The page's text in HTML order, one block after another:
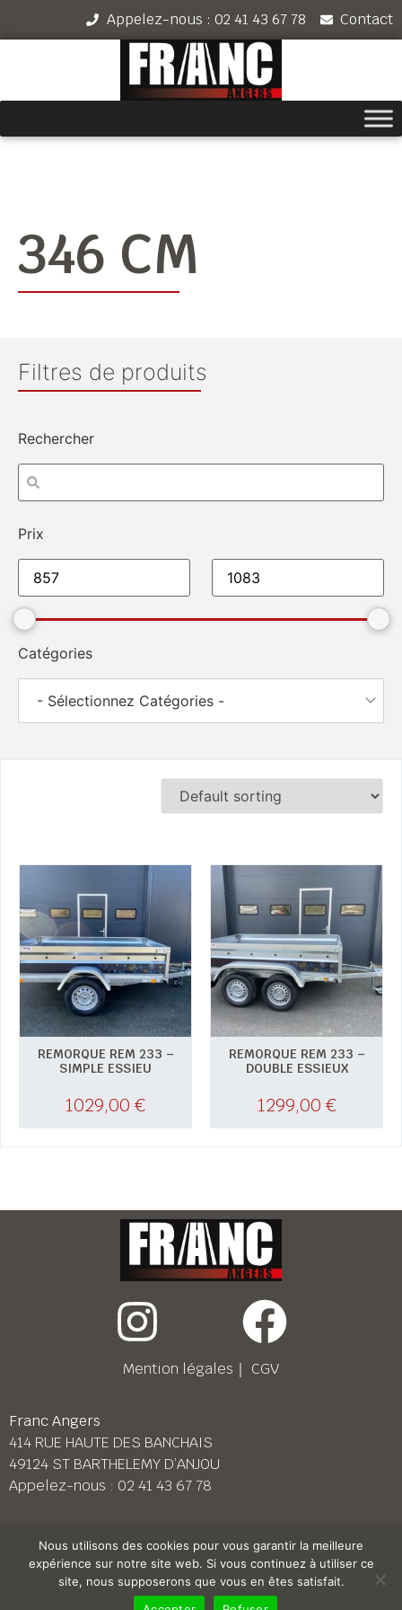
Appelez-nous : 02 41 43 67 78 Contact
346 CM
Filtres de produits
Rechercher
Prix
Catégories
- Sélectionnez Catégories -
REMORQUE REM 233 –
SIMPLE ESSIEU
1029,00 €
REMORQUE REM 233 –
DOUBLE ESSIEUX
1299,00 €
Mention légales ｜ CGV
Franc Angers
414 RUE HAUTE DES BANCHAIS
49124 ST BARTHELEMY D’ANJOU
Appelez-nous : 02 41 43 67 78
Franc Le Mans
158 BD PIERRE LEFAUCHEUX
72230 ARNAGE
02 43 87 38 08
Nous utilisons des cookies pour vous garantir la meilleure
expérience sur notre site web. Si vous continuez à utiliser ce
site, nous supposerons que vous en êtes satisfait.